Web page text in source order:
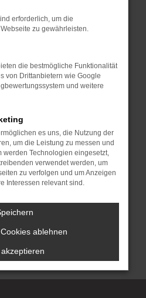
GmbH
an, wir stehen Ihnen gerne
Uhr
0
erforderlich, um die
zu gewährleisten.
die bestmögliche Funktionalität
von Drittanbietern wie Google
und weitere
es uns, die Nutzung der
um die Leistung zu messen und
werden Technologien eingesetzt,
verwendet werden, um
zu verfolgen und um Anzeigen
Interessen relevant sind.
ablehnen